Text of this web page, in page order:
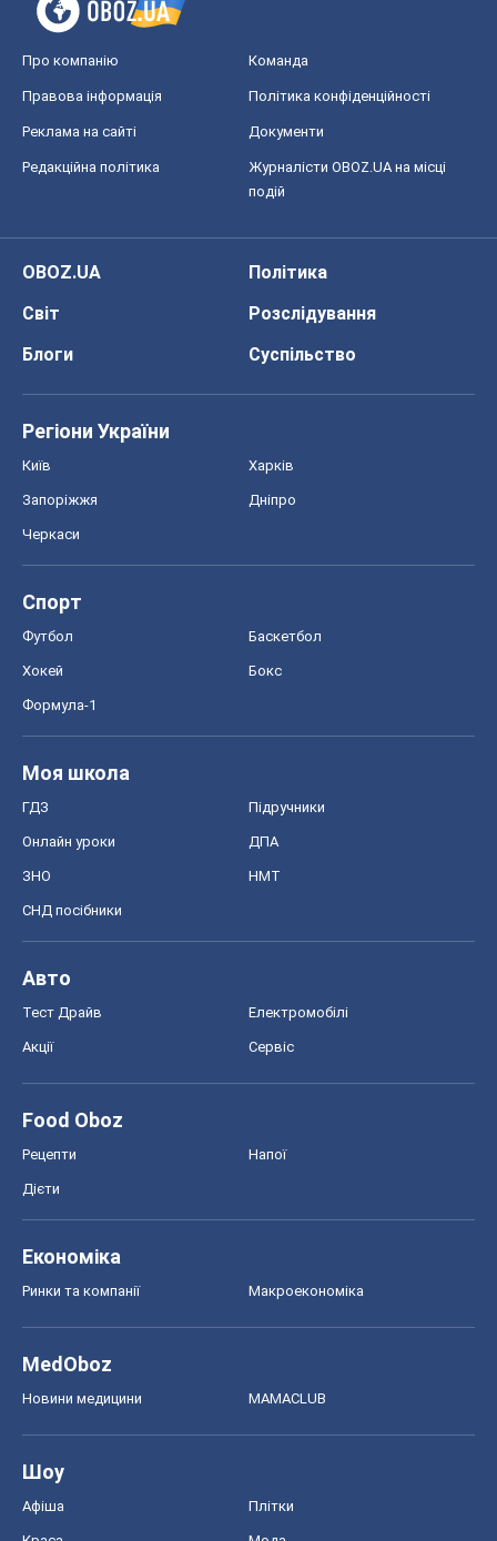
Про компанію Команда
Правова інформація Політика конфіденційності
Реклама на сайті Документи
Редакційна політика
Журналісти OBOZ.UA на місці
подій
OBOZ.UA
Політика
Світ
Розслідування
Блоги
Суспільство
Регіони України
Київ Харків
Запоріжжя Дніпро
Черкаси
Спорт
Футбол Баскетбол
Хокей Бокс
Формула-1
Моя школа
ГДЗ Підручники
Онлайн уроки ДПА
ЗНО НМТ
СНД посібники
Авто
Тест Драйв Електромобілі
Акції Сервіс
Food Oboz
Рецепти Напої
Дієти
Економіка
Ринки та компанії Макроекономіка
MedOboz
Новини медицини MAMACLUB
Шоу
Афіша Плітки